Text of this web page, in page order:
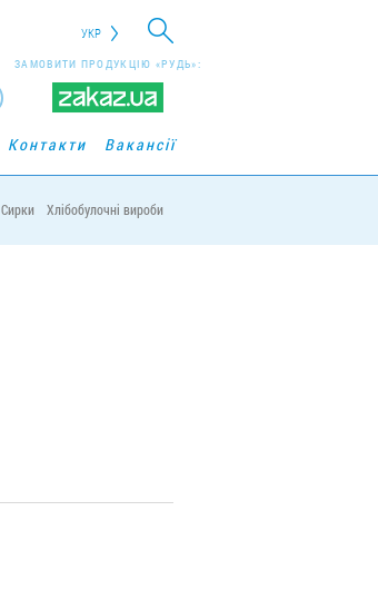
УКР
ЗАМОВИТИ ПРОДУКЦІЮ «РУДЬ»:
Контакти Вакансії
Сирки Хлібобулочні вироби